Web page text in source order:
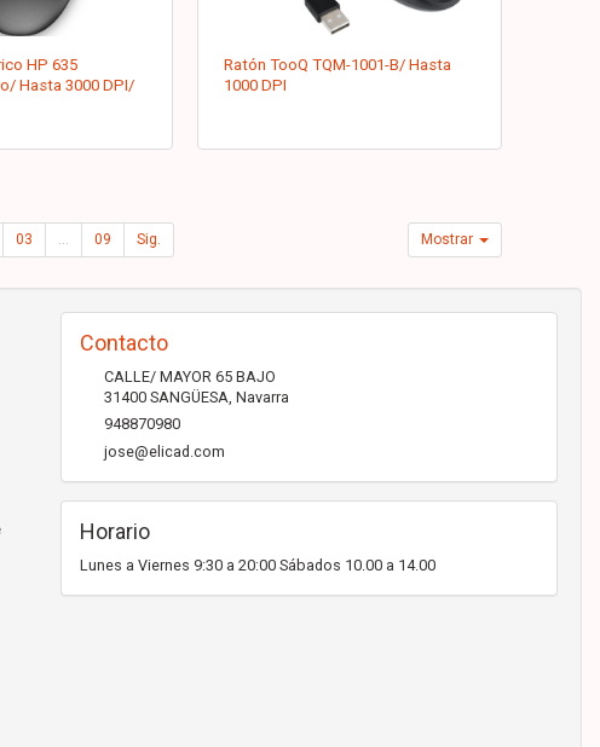
HP 635
Hasta 3000 DPI/
Ratón TooQ TQM-1001-B/ Hasta
1000 DPI
03 ... 09 Sig. Mostrar
Contacto
CALLE/ MAYOR 65 BAJO
31400 SANGÜESA, Navarra
948870980
jose@elicad.com
Horario
Lunes a Viernes 9:30 a 20:00 Sábados 10.00 a 14.00